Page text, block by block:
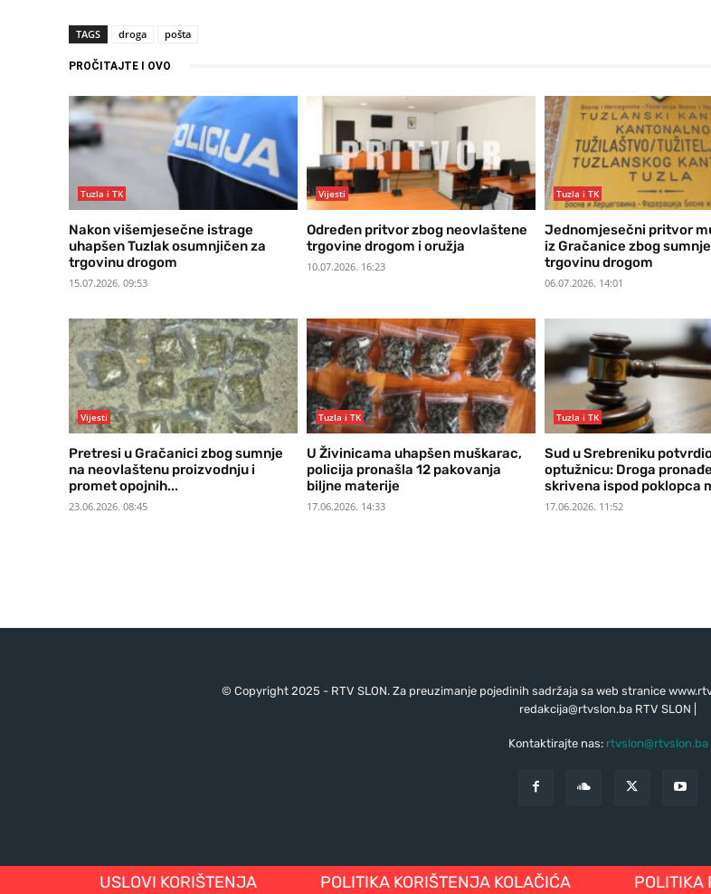
TAGS droga pošta
PROČITAJTE I OVO
Tuzla i TK
Nakon višemjesečne istrage
uhapšen Tuzlak osumnjičen za
trgovinu drogom
15.07.2026. 09:53
Vijesti
Određen pritvor zbog neovlaštene
trgovine drogom i oružja
10.07.2026. 16:23
Tuzla i TK
Jednomjesečni pritvor
iz Gračanice zbog
trgovinu drogom
06.07.2026. 14:01
Vijesti
Pretresi u Gračanici zbog sumnje
na neovlaštenu proizvodnju i
promet opojnih...
23.06.2026. 08:45
Tuzla i TK
U Živinicama uhapšen muškarac,
policija pronašla 12 pakovanja
biljne materije
17.06.2026. 14:33
Tuzla i TK
Sud u Srebreniku
optužnicu: Droga
skrivena ispod poklopca
17.06.2026. 11:52
© Copyright 2025 - RTV SLON. Za preuzimanje pojedinih sadržaja sa web stranice
redakcija@rtvslon.baRTV SLON |
Kontaktirajte nas: rtvslon@rtvslon.ba
USLOVI KORIŠTENJA POLITIKA KORIŠTENJA KOLAČIĆA POLITIKA